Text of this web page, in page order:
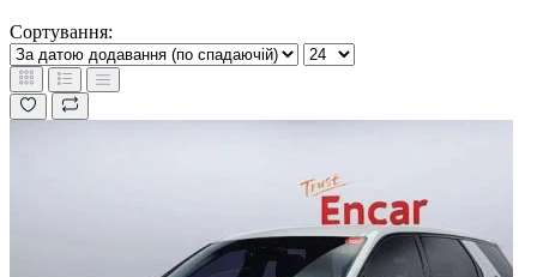
Сортування: